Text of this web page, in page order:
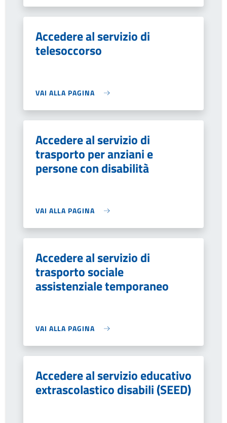
Accedere al servizio di
telesoccorso
VAI ALLA PAGINA
Accedere al servizio di
trasporto per anziani e
persone con disabilità
VAI ALLA PAGINA
Accedere al servizio di
trasporto sociale
assistenziale temporaneo
VAI ALLA PAGINA
Accedere al servizio educativo
extrascolastico disabili (SEED)